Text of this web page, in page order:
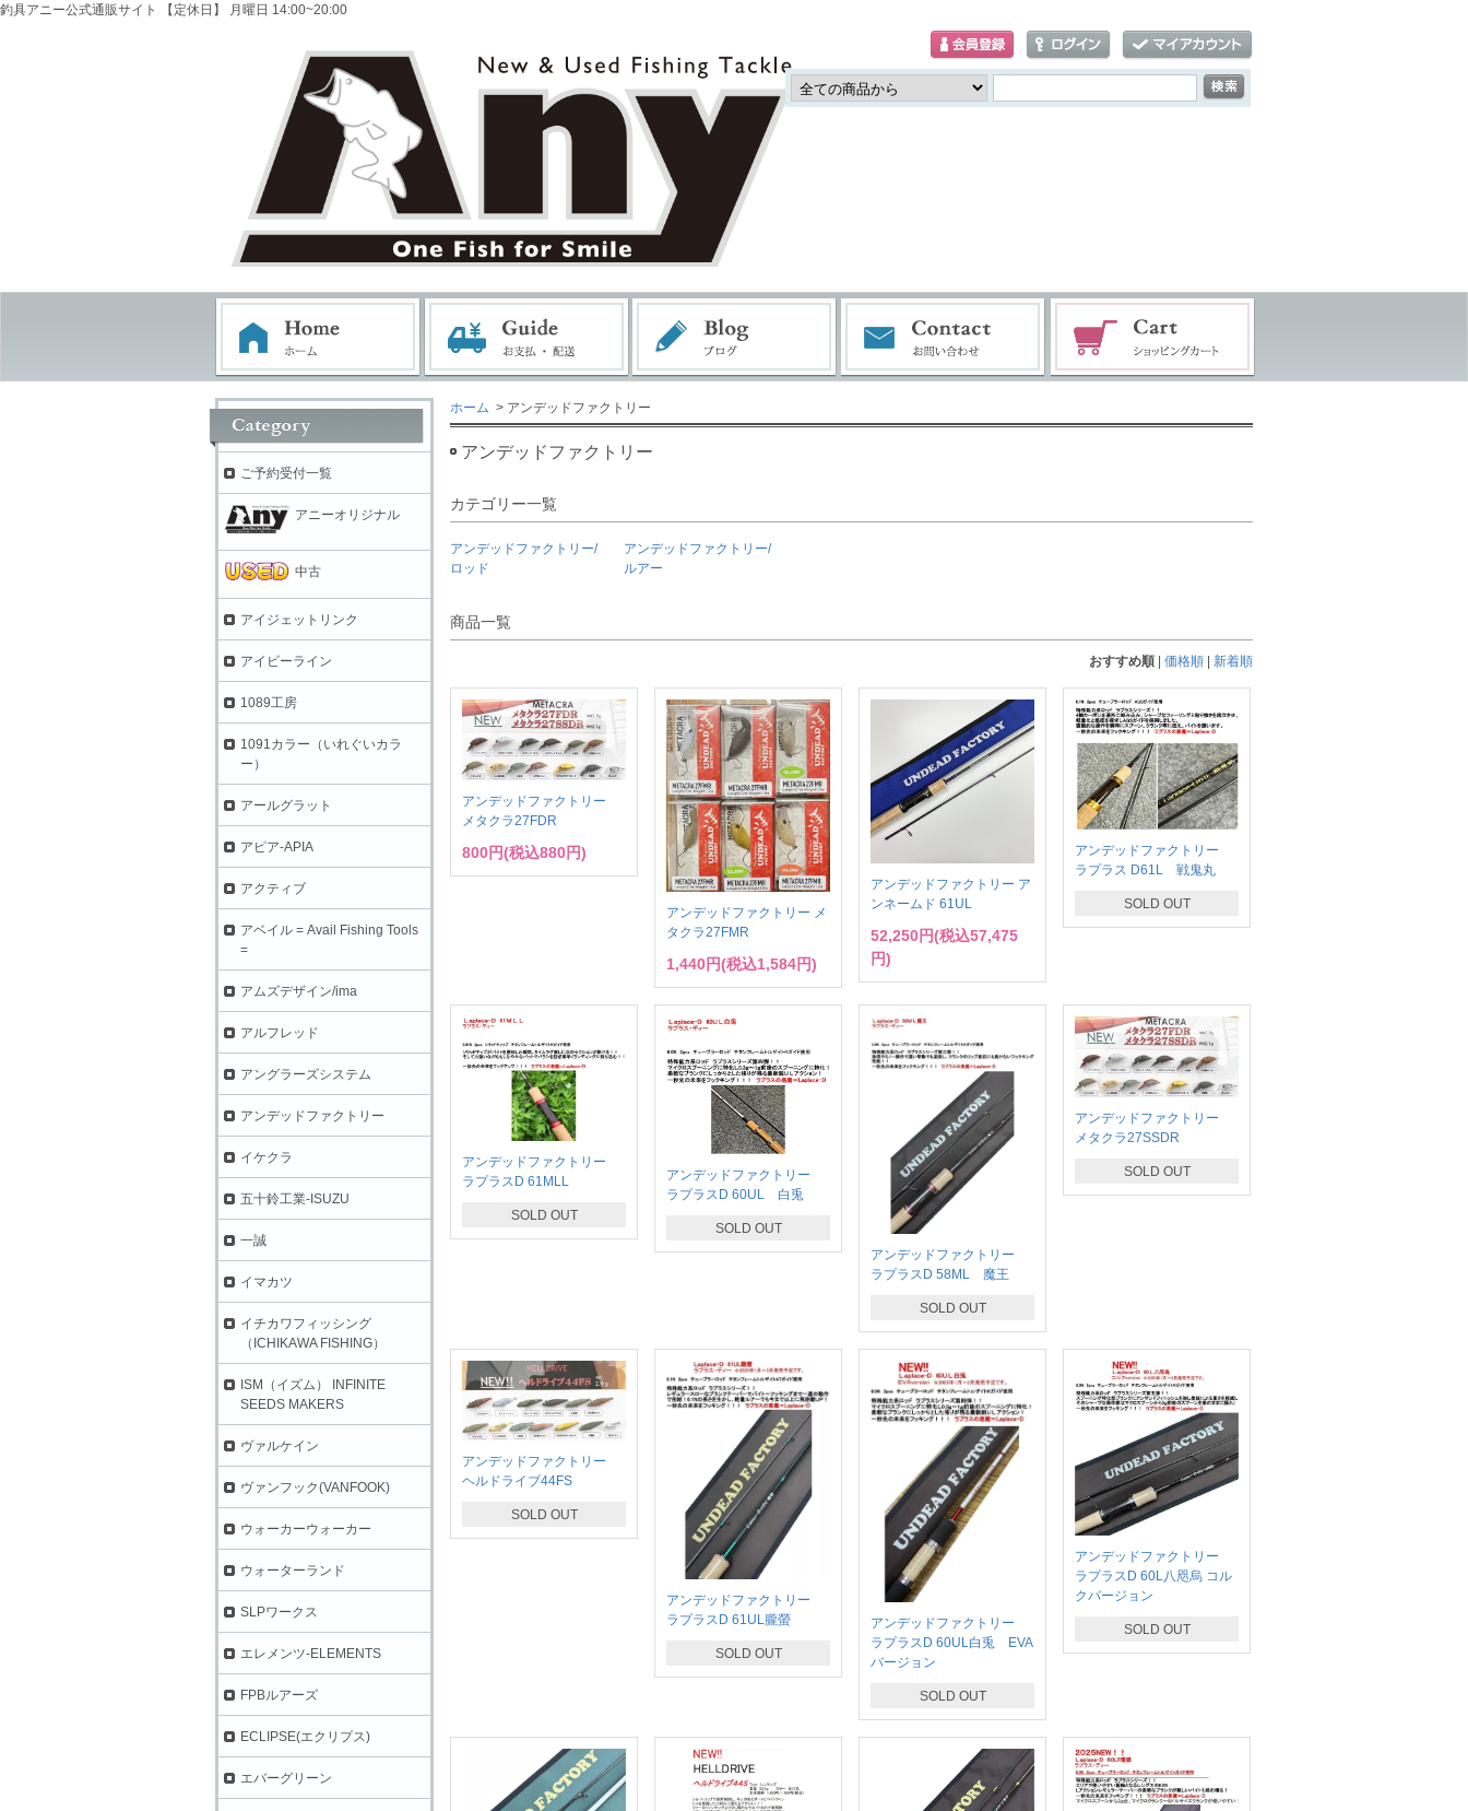
釣具アニー公式通販サイト 【定休日】 月曜日 14:00~20:00
ホーム > アンデッドファクトリー
アンデッドファクトリー
カテゴリー一覧
アンデッドファクトリー/
ロッド
アンデッドファクトリー/
ルアー
商品一覧
おすすめ順 価格順 新着順
アンデッドファクトリー
メタクラ27FDR
800円(税込880円)
アンデッドファクトリー メ
タクラ27FMR
1,440円(税込1,584円)
アンデッドファクトリー ア
ンネームド 61UL
52,250円(税込57,475
円)
アンデッドファクトリー
ラプラス D61L 戦鬼丸
SOLD OUT
アンデッドファクトリー
ラプラスD 61MLL
SOLD OUT
アンデッドファクトリー
ラプラスD 60UL 白兎
SOLD OUT
アンデッドファクトリー
ラプラスD 58ML 魔王
SOLD OUT
アンデッドファクトリー
メタクラ27SSDR
SOLD OUT
アンデッドファクトリー
ヘルドライブ44FS
SOLD OUT
アンデッドファクトリー
ラプラスD 61UL朧螢
SOLD OUT
アンデッドファクトリー
ラプラスD 60UL白兎 EVA
バージョン
SOLD OUT
アンデッドファクトリー
ラプラスD 60L八咫烏 コル
クバージョン
SOLD OUT
ご予約受付一覧
アニーオリジナル
中古
アイジェットリンク
アイビーライン
1089工房
1091カラー（いれぐいカラ
ー）
アールグラット
アピア-APIA
アクティブ
アベイル = Avail Fishing Tools
=
アムズデザイン/ima
アルフレッド
アングラーズシステム
アンデッドファクトリー
イケクラ
五十鈴工業-ISUZU
一誠
イマカツ
イチカワフィッシング
（ICHIKAWA FISHING）
ISM（イズム） INFINITE
SEEDS MAKERS
ヴァルケイン
ヴァンフック(VANFOOK)
ウォーカーウォーカー
ウォーターランド
SLPワークス
エレメンツ-ELEMENTS
FPBルアーズ
ECLIPSE(エクリプス)
エバーグリーン